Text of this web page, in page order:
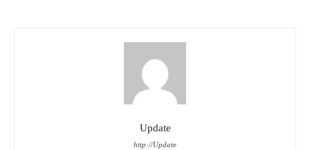
Update
http://Update